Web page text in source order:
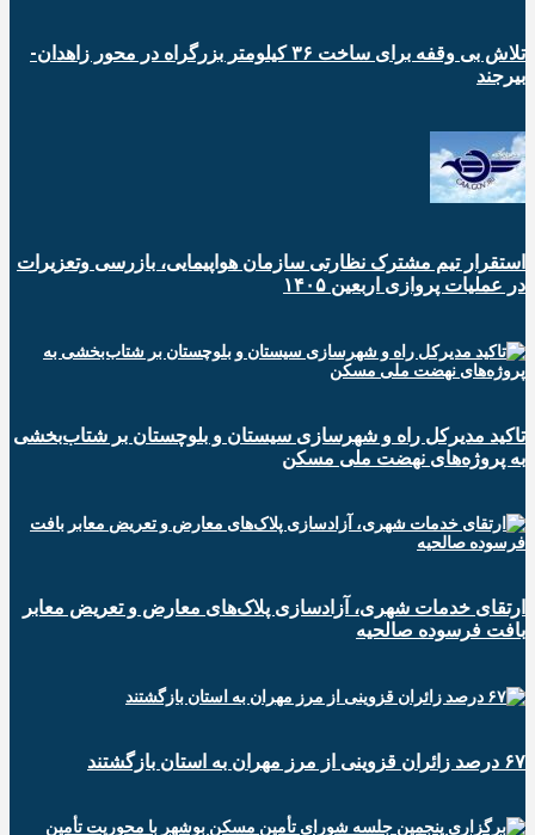
تلاش بی وقفه برای ساخت ۳۶ کیلومتر بزرگراه در محور زاهدان-
بیرجند
استقرار تیم مشترک نظارتی سازمان هواپیمایی، بازرسی وتعزیرات
در عملیات پروازی اربعین ۱۴۰۵
تاکید مدیرکل راه و شهرسازی سیستان و بلوچستان بر شتاب‌بخشی
به پروژه‌های نهضت ملی مسکن
ارتقای خدمات شهری، آزادسازی پلاک‌های معارض و تعریض معابر
بافت فرسوده صالحیه
۶۷ درصد زائران قزوینی از مرز مهران به استان بازگشتند